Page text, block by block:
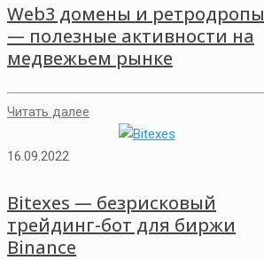
Web3 домены и ретродропы
— полезные активности на
медвежьем рынке
Читать далее
16.09.2022
Bitexes — безрисковый
трейдинг-бот для биржи
Binance